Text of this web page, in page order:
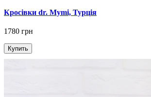
Кросівки dr. Mymi, Турція
1780 грн
Купить